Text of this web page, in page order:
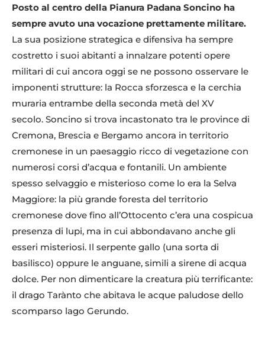
Posto al centro della Pianura Padana Soncino ha
sempre avuto una vocazione prettamente militare.
La sua posizione strategica e difensiva ha sempre
costretto i suoi abitanti a innalzare potenti opere
militari di cui ancora oggi se ne possono osservare le
imponenti strutture: la Rocca sforzesca e la cerchia
muraria entrambe della seconda metà del XV
secolo. Soncino si trova incastonato tra le province di
Cremona, Brescia e Bergamo ancora in territorio
cremonese in un paesaggio ricco di vegetazione con
numerosi corsi d’acqua e fontanili. Un ambiente
spesso selvaggio e misterioso come lo era la Selva
Maggiore: la più grande foresta del territorio
cremonese dove fino all’Ottocento c’era una cospicua
presenza di lupi, ma in cui abbondavano anche gli
esseri misteriosi. Il serpente gallo (una sorta di
basilisco) oppure le anguane, simili a sirene di acqua
dolce. Per non dimenticare la creatura più terrificante:
il drago Tarànto che abitava le acque paludose dello
scomparso lago Gerundo.